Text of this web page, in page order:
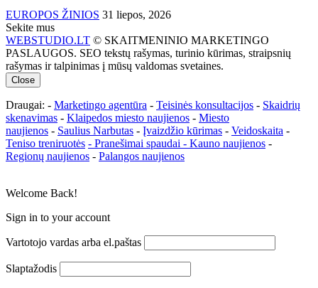
EUROPOS ŽINIOS 31 liepos, 2026
Sekite mus
WEBSTUDIO.LT © SKAITMENINIO MARKETINGO
PASLAUGOS. SEO tekstų rašymas, turinio kūrimas, straipsnių
rašymas ir talpinimas į mūsų valdomas svetaines.
Close
Draugai: - Marketingo agentūra - Teisinės konsultacijos - Skaidrių
skenavimas - Klaipedos miesto naujienos - Miesto
naujienos - Saulius Narbutas - Įvaizdžio kūrimas - Veidoskaita -
Teniso treniruotės - Pranešimai spaudai - Kauno naujienos -
Regionų naujienos - Palangos naujienos
Welcome Back!
Sign in to your account
Vartotojo vardas arba el.paštas
Slaptažodis